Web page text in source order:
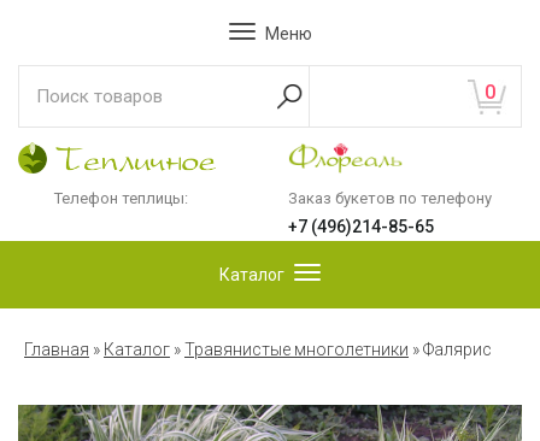
Меню
0
Телефон теплицы: Заказ букетов по телефону
+7 (496)214-85-65
Каталог
Главная » Каталог »Травянистые многолетники »Фалярис